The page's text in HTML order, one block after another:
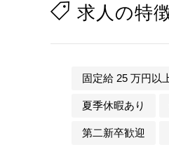
求人の特
固定給 25 万円以
夏季休暇あり
第二新卒歓迎